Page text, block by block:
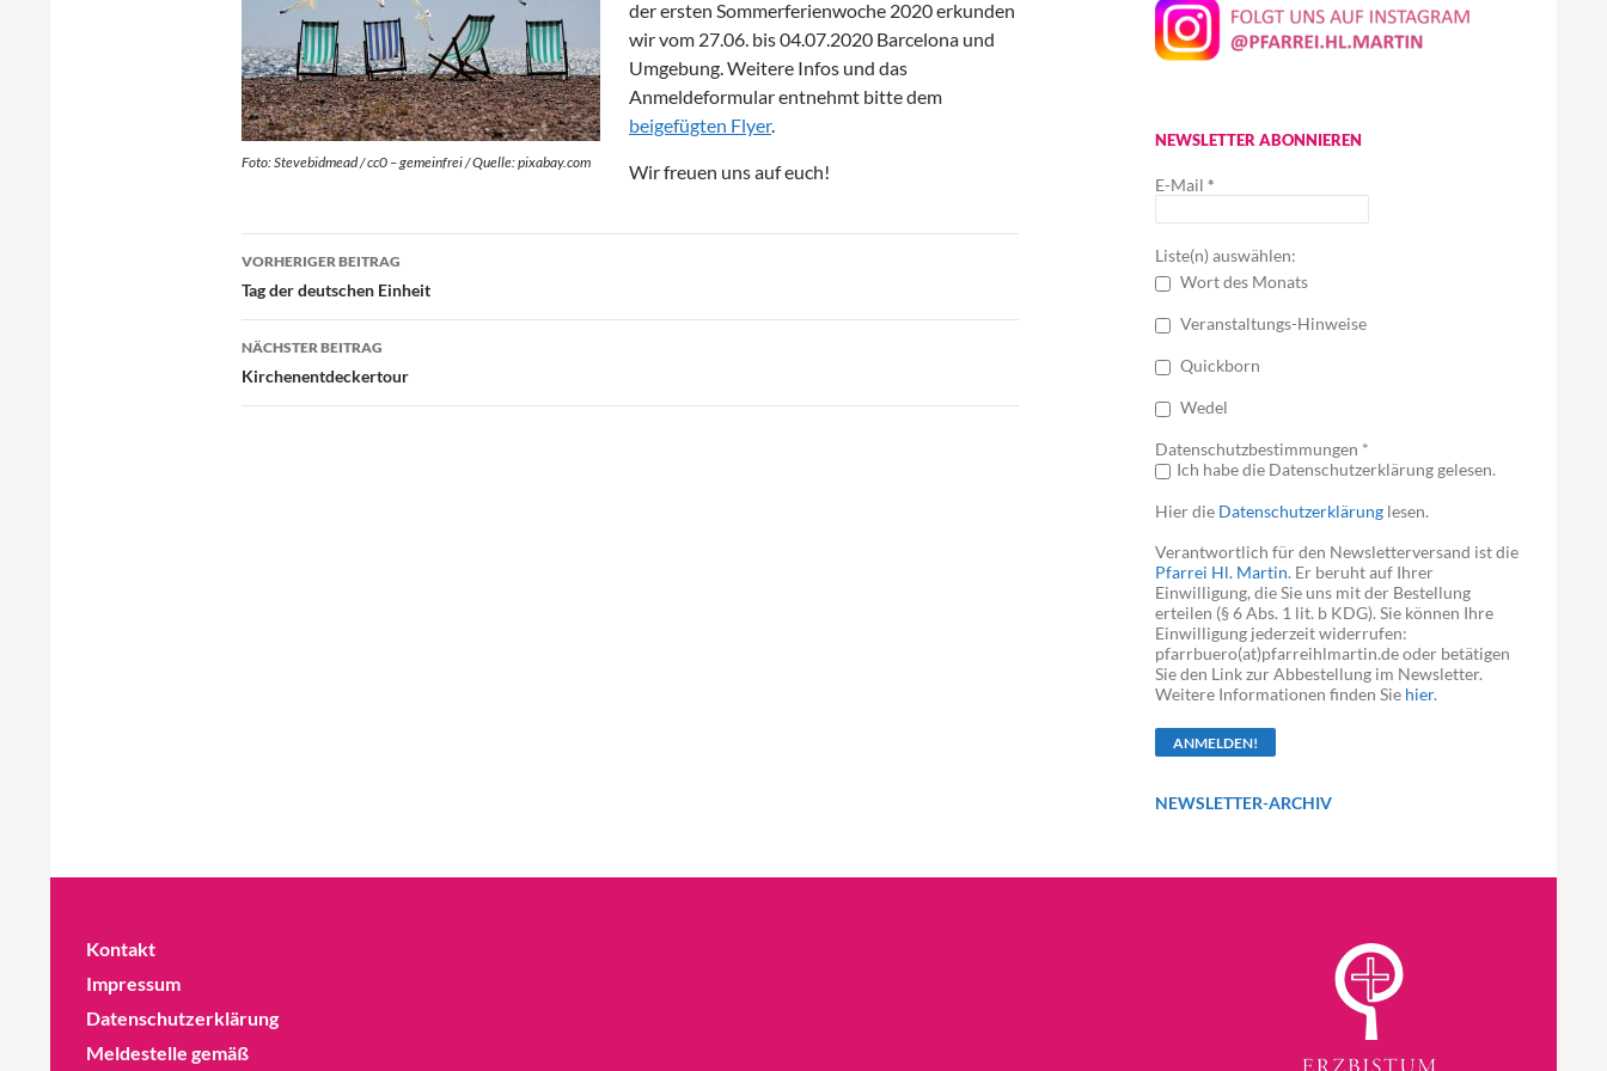
Foto: Stevebidmead / cc0 – gemeinfrei / Quelle: pixabay.com
der ersten Sommerferienwoche 2020 erkunden
wir vom 27.06. bis 04.07.2020 Barcelona und
Umgebung. Weitere Infos und das
Anmeldeformular entnehmt bitte dem
beigefügten Flyer.
Wir freuen uns auf euch!
Beitragsnavigation
VORHERIGER BEITRAG
Tag der deutschen Einheit
NÄCHSTER BEITRAG
Kirchenentdeckertour
NEWSLETTER ABONNIEREN
E-Mail *
Liste(n) auswählen:
Wort des Monats
Veranstaltungs-Hinweise
Quickborn
Wedel
Datenschutzbestimmungen *
Ich habe die Datenschutzerklärung gelesen.
Hier die Datenschutzerklärung lesen.
Verantwortlich für den Newsletterversand ist die
Pfarrei Hl. Martin. Er beruht auf Ihrer
Einwilligung, die Sie uns mit der Bestellung
erteilen (§ 6 Abs. 1 lit. b KDG). Sie können Ihre
Einwilligung jederzeit widerrufen:
pfarrbuero(at)pfarreihlmartin.de oder betätigen
Sie den Link zur Abbestellung im Newsletter.
Weitere Informationen finden Sie hier.
NEWSLETTER-ARCHIV
Kontakt
Impressum
Datenschutzerklärung
Meldestelle gemäß